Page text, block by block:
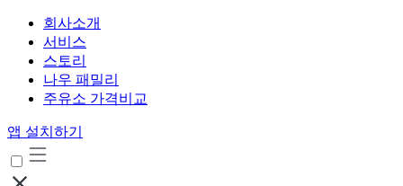
회사소개
서비스
스토리
나우 패밀리
주유소 가격비교
앱 설치하기